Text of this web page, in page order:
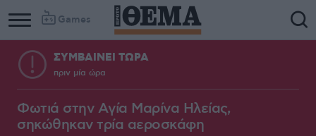
Games
ΣΥΜΒΑΙΝΕΙ ΤΩΡΑ
πριν μία ώρα
Φωτιά στην Aγία Μαρίνα Ηλείας,
σηκώθηκαν τρία αεροσκάφη